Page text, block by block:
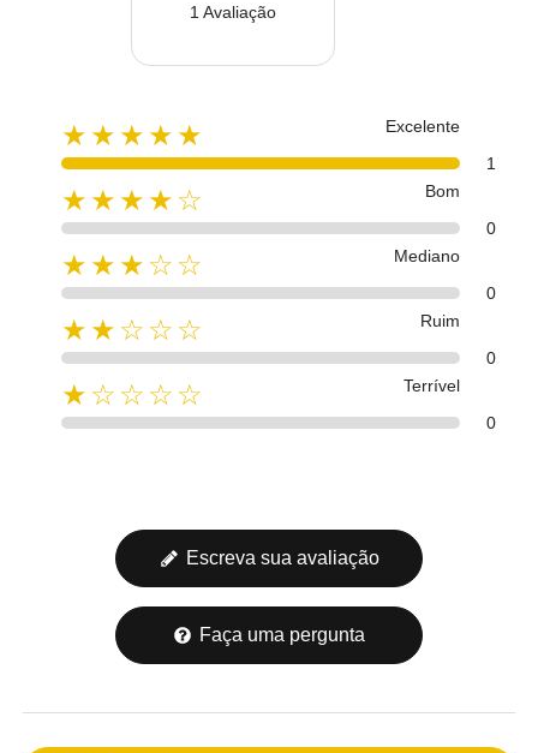
1 Avaliação
★★★★★
Excelente
1
★★★★☆
Bom
0
★★★☆☆
Mediano
0
★★☆☆☆
Ruim
0
★☆☆☆☆
Terrível
0
Escreva sua avaliação
Faça uma pergunta